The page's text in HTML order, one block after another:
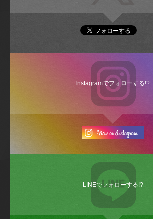
Instagramでフォローする!?
LINEでフォローする!?